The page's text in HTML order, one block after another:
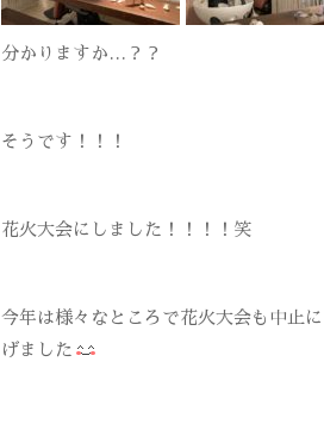
分かりますか…？？
そうです！！！
花火大会にしました！！！！笑
今年は様々なところで花火大会も中止
げました